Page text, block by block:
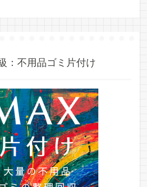
：不用品ゴミ片付け